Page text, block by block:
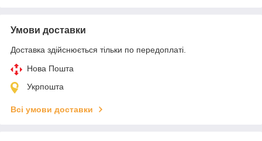
Умови доставки
Доставка здійснюється тільки по передоплаті.
Нова Пошта
Укрпошта
Всі умови доставки